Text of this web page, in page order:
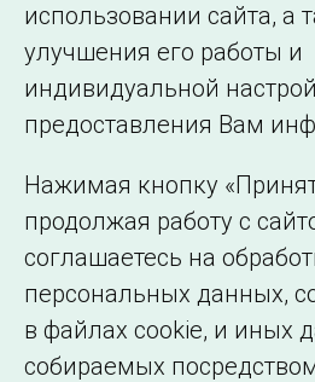
Подписаться на новости
©2005–2026 АО «СО ЕЭС»
использовании сайта, а
улучшения его работы и
индивидуальной
предоставления Вам
Нажимая кнопку
продолжая работу с
соглашаетесь на
персональных данных,
в файлах cookie, и иных
собираемых